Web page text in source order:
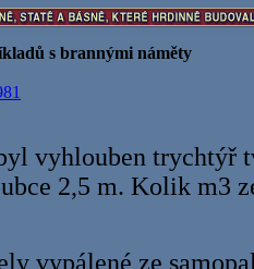
s brannými náměty
vyhlouben trychtýř
2,5 m. Kolik m3
vypálené ze